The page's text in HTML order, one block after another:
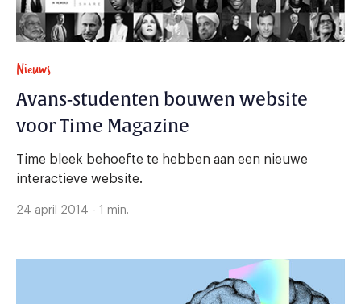
Nieuws
Avans-studenten bouwen website
voor Time Magazine
Time bleek behoefte te hebben aan een nieuwe
interactieve website.
24 april 2014 - 1 min.